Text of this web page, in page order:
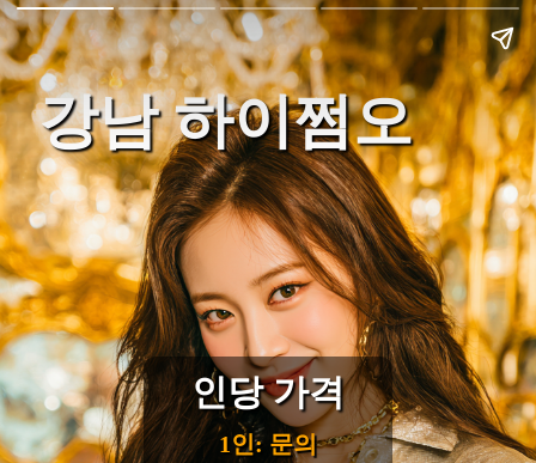
강남 하이쩜오
인당 가격
1인: 문의